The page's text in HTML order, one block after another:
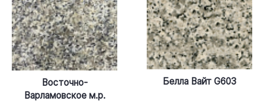
Восточно-
Варламовское м.р.
Белла Вайт G603